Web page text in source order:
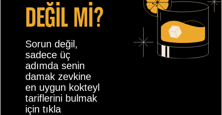
değİl mİ?
Sorun değil,
sadece üç
adımda senin
damak zevkine
en uygun kokteyl
tariflerini bulmak
için tıkla